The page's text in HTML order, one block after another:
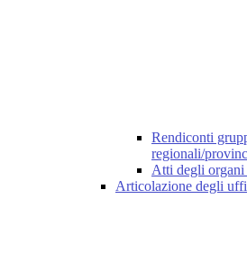
Rendiconti
regionali/
Atti degli
Articolazione degli